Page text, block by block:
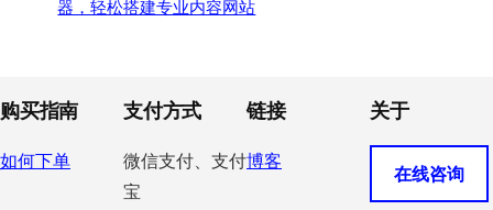
器，轻松搭建专业内容网站
Footer
购买指南
如何下单
支付方式
微信支付、支付
宝
链接
博客
关于
在线咨询